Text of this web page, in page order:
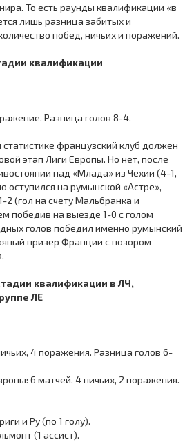
То есть раунды квалификации «в
лишь разница забитых и
побед, ничьих и поражений.
квалификации
Разница голов 8-4.
французский клуб должен
этап Лиги Европы. Но нет, после
над «Млада» из Чехии (4-1,
оступился на румынской «Астре»,
2 (гол на счету Мальбранка и
победив на выезде 1-0 с голом
голов победил именно румынский
призёр Франции с позором
квалификации в ЛЧ,
ЛЕ
4 поражения. Разница голов 6-
6 матчей, 4 ничьих, 2 поражения.
и Ру (по 1 голу).
(1 ассист).